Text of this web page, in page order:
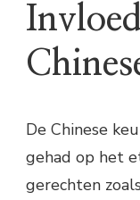
De Chinese
gehad op het
gerechten